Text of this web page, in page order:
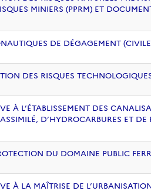
MINIERS (PPRM) ET
DE DÉGAGEMENT
DES RISQUES
À L’ÉTABLISSEMENT DES
D’HYDROCARBURES ET
DU DOMAINE PUBLIC
À LA MAÎTRISE DE